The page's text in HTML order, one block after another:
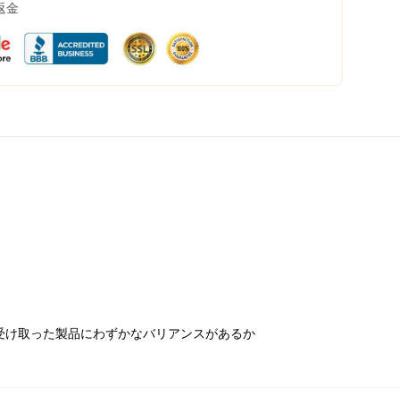
金
取った製品にわずかなバリアンスがあるか